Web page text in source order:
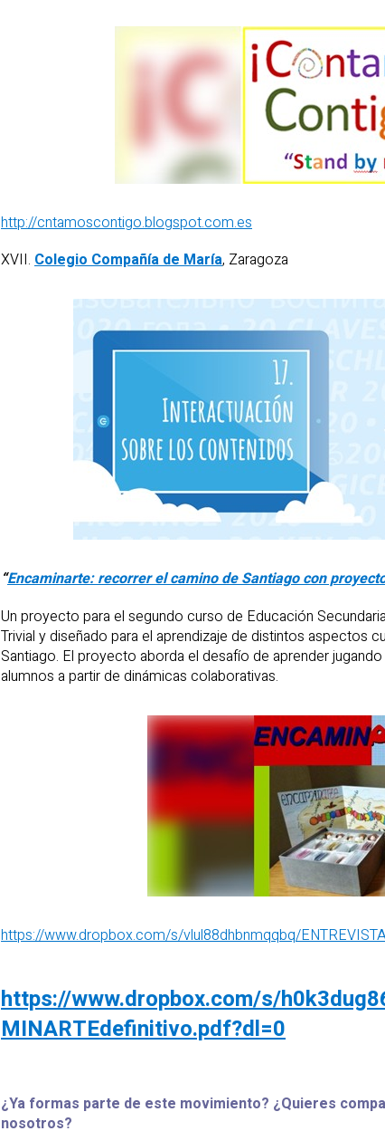
http://cntamoscontigo.blogspot.com.es
XVII. Colegio Compañía de María, Zaragoza
“Encaminarte: recorrer el camino de Santiago con
Un proyecto para el segundo curso de Educación
Trivial y diseñado para el aprendizaje de distintos aspectos
Santiago. El proyecto aborda el desafío de aprender
alumnos a partir de dinámicas colaborativas.
https://www.dropbox.com/s/vlul88dhbnmqqbq/
https://www.dropbox.com/s/
MINARTEdefinitivo.pdf?dl=0
¿Ya formas parte de este movimiento? ¿Quieres
nosotros?